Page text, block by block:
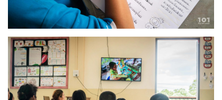
Search
for: